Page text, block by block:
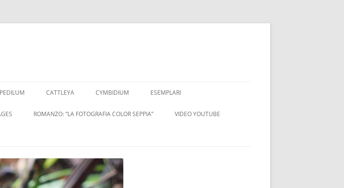
al CATTLEYA CYMBIDIUM ESEMPLARI
ROMANZO: “LA FOTOGRAFIA COLOR SEPPIA” VIDEO YOUTUBE